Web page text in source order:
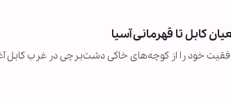
کابل تا قهرمانی آسیا
خود را از کوچه‌های خاکی دشت‌برچی در غرب کابل